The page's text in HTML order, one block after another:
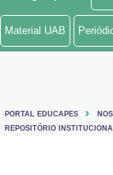
Ministério de Minas e
Ministério do Turismo
Material UAB
PORTAL EDUCAPES
REPOSITÓRIO